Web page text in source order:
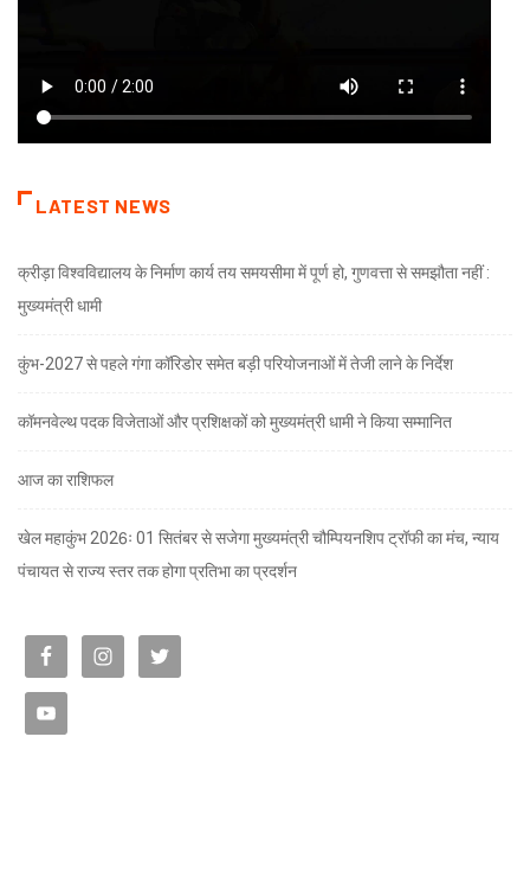
LATEST NEWS
क्रीड़ा विश्वविद्यालय के निर्माण कार्य तय समयसीमा में पूर्ण हो, गुणवत्ता से समझौता नहीं :
मुख्यमंत्री धामी
कुंभ-2027 से पहले गंगा कॉरिडोर समेत बड़ी परियोजनाओं में तेजी लाने के निर्देश
कॉमनवेल्थ पदक विजेताओं और प्रशिक्षकों को मुख्यमंत्री धामी ने किया सम्मानित
आज का राशिफल
खेल महाकुंभ 2026ः 01 सितंबर से सजेगा मुख्यमंत्री चौम्पियनशिप ट्रॉफी का मंच, न्याय
पंचायत से राज्य स्तर तक होगा प्रतिभा का प्रदर्शन